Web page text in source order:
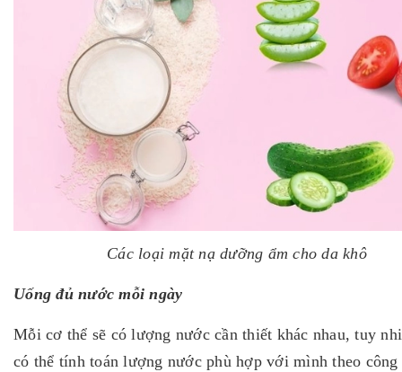
Các loại mặt nạ dưỡng ẩm cho da khô
Uống đủ nước mỗi ngày
Mỗi cơ thể sẽ có lượng nước cần thiết khác nhau, tuy
có thể tính toán lượng nước phù hợp với mình theo